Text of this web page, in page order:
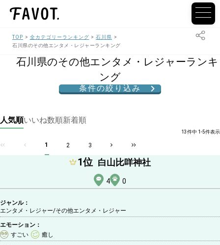
TOP 全カテゴリーランキング
石川県
石川県のその他エンタメ・レジャーランキング
石川県のその他エンタメ・レジャーランキ
ング
条件の絞り込み
人気順いいね数順新着順
13件中 1-5件表示
1 2 3
1位 白山比咩神社
4 0
ジャンル：
エンタメ・レジャー/その他エンタメ・レジャー
エモーション：
すごい
癒し